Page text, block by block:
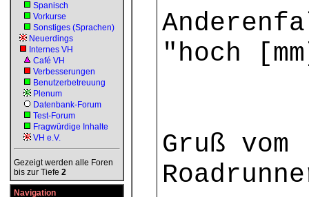
Spanisch
Vorkurse
Sonstiges (Sprachen)
Neuerdings
Internes VH
Café VH
Verbesserungen
Benutzerbetreuung
Plenum
Datenbank-Forum
Test-Forum
Fragwürdige Inhalte
VH e.V.
Gezeigt werden alle Foren
bis zur Tiefe 2
Navigation
"hoch
Gruß vom